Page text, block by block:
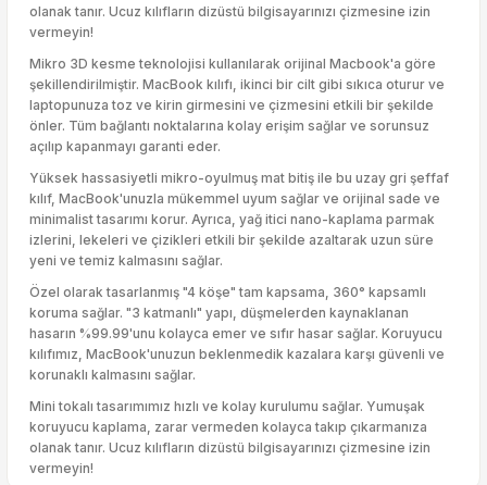
olanak tanır. Ucuz kılıfların dizüstü bilgisayarınızı çizmesine izin
vermeyin!
Mikro 3D kesme teknolojisi kullanılarak orijinal Macbook'a göre
şekillendirilmiştir. MacBook kılıfı, ikinci bir cilt gibi sıkıca oturur ve
laptopunuza toz ve kirin girmesini ve çizmesini etkili bir şekilde
önler. Tüm bağlantı noktalarına kolay erişim sağlar ve sorunsuz
açılıp kapanmayı garanti eder.
Yüksek hassasiyetli mikro-oyulmuş mat bitiş ile bu uzay gri şeffaf
kılıf, MacBook'unuzla mükemmel uyum sağlar ve orijinal sade ve
minimalist tasarımı korur. Ayrıca, yağ itici nano-kaplama parmak
izlerini, lekeleri ve çizikleri etkili bir şekilde azaltarak uzun süre
yeni ve temiz kalmasını sağlar.
Özel olarak tasarlanmış "4 köşe" tam kapsama, 360° kapsamlı
koruma sağlar. "3 katmanlı" yapı, düşmelerden kaynaklanan
hasarın %99.99'unu kolayca emer ve sıfır hasar sağlar. Koruyucu
kılıfımız, MacBook'unuzun beklenmedik kazalara karşı güvenli ve
korunaklı kalmasını sağlar.
Mini tokalı tasarımımız hızlı ve kolay kurulumu sağlar. Yumuşak
koruyucu kaplama, zarar vermeden kolayca takıp çıkarmanıza
olanak tanır. Ucuz kılıfların dizüstü bilgisayarınızı çizmesine izin
vermeyin!